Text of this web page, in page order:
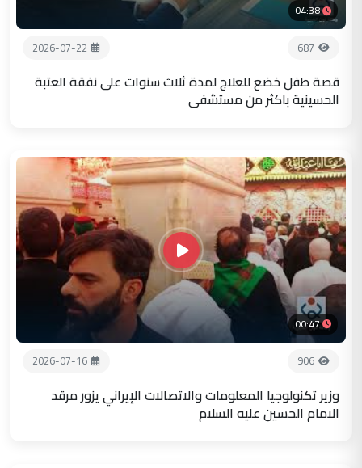
04:38
687
2026-07-22
قصة طفل خضع للعلاج لمدة ثلاث سنوات على نفقة العتبة
الحسينية باكثر من مستشفى
00:47
906
2026-07-16
وزير تكنولوجيا المعلومات والاتصالات الإيراني يزور مرقد
الامام الحسين عليه السلام